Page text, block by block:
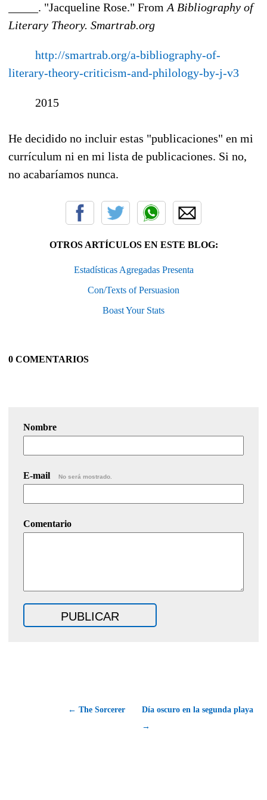
_____. "Jacqueline Rose." From A Bibliography of
Literary Theory. Smartrab.org
http://smartrab.org/a-bibliography-of-
literary-theory-criticism-and-philology-by-j-v3
2015
He decidido no incluir estas "publicaciones" en mi
currículum ni en mi lista de publicaciones. Si no,
no acabaríamos nunca.
OTROS ARTÍCULOS EN ESTE BLOG:
Estadísticas Agregadas Presenta
Con/Texts of Persuasion
Boast Your Stats
0 COMENTARIOS
Nombre
E-mail No será mostrado.
Comentario
← The Sorcerer
Día oscuro en la segunda playa
→